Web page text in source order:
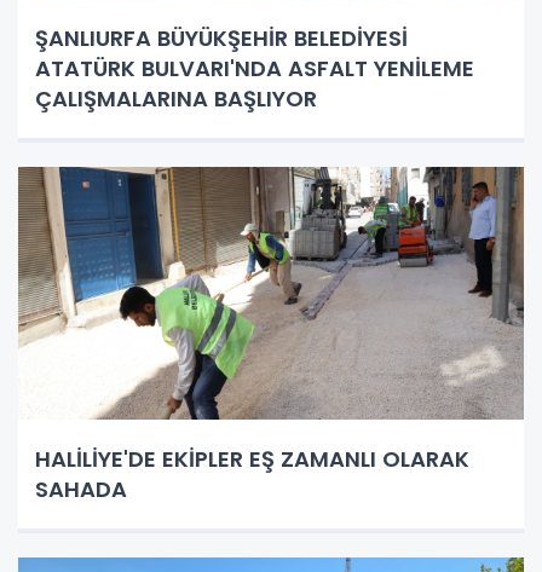
ŞANLIURFA BÜYÜKŞEHİR BELEDİYESİ
ATATÜRK BULVARI'NDA ASFALT YENİLEME
ÇALIŞMALARINA BAŞLIYOR
HALİLİYE'DE EKİPLER EŞ ZAMANLI OLARAK
SAHADA